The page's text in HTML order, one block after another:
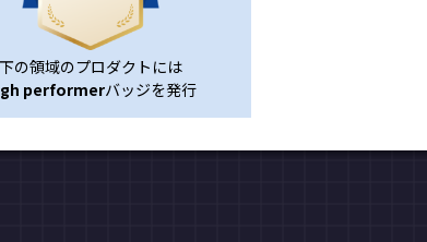
下の領域のプロダクトには
performerバッジを発行